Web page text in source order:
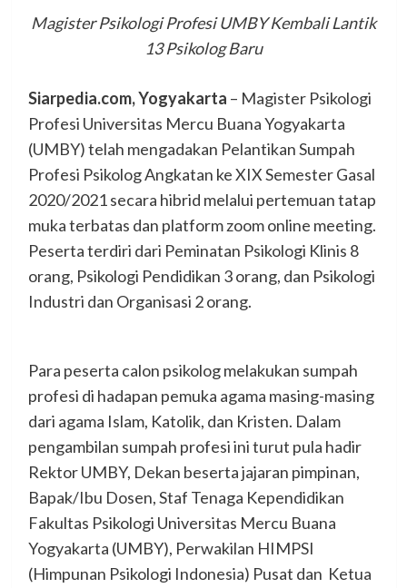
Magister Psikologi Profesi UMBY Kembali Lantik
13 Psikolog Baru
Siarpedia.com, Yogyakarta – Magister Psikologi
Profesi Universitas Mercu Buana Yogyakarta
(UMBY) telah mengadakan Pelantikan Sumpah
Profesi Psikolog Angkatan ke XIX Semester Gasal
2020/2021 secara hibrid melalui pertemuan tatap
muka terbatas dan platform zoom online meeting.
Peserta terdiri dari Peminatan Psikologi Klinis 8
orang, Psikologi Pendidikan 3 orang, dan Psikologi
Industri dan Organisasi 2 orang.
Para peserta calon psikolog melakukan sumpah
profesi di hadapan pemuka agama masing-masing
dari agama Islam, Katolik, dan Kristen. Dalam
pengambilan sumpah profesi ini turut pula hadir
Rektor UMBY, Dekan beserta jajaran pimpinan,
Bapak/Ibu Dosen, Staf Tenaga Kependidikan
Fakultas Psikologi Universitas Mercu Buana
Yogyakarta (UMBY), Perwakilan HIMPSI
(Himpunan Psikologi Indonesia) Pusat dan Ketua